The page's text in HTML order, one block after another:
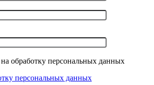
обработку персональных данных
персональных данных